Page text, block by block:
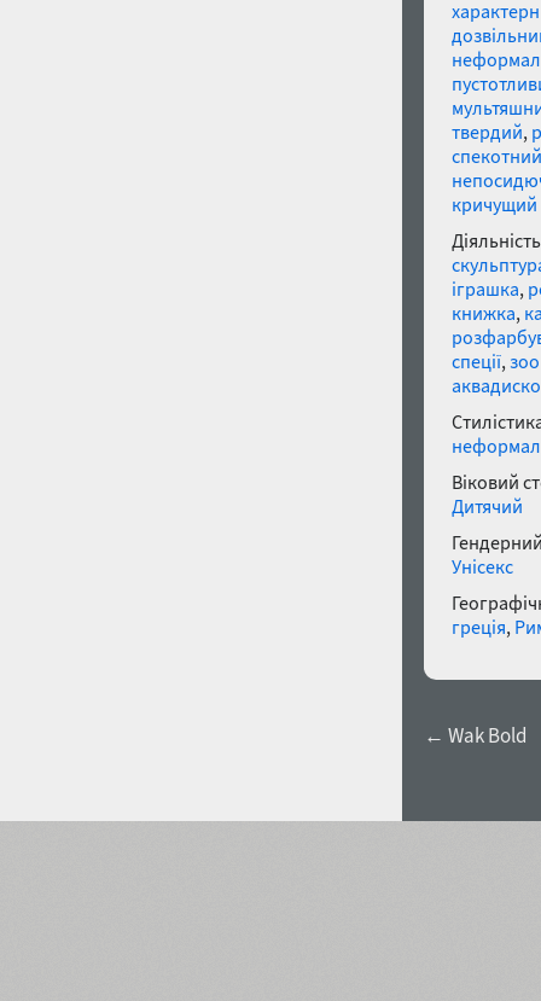
твердий,
спекотний
кричущий
іграшка,
книжка,
спеції,
Віковий
Дитячий
Унісекс
греція,
← Wak Bold